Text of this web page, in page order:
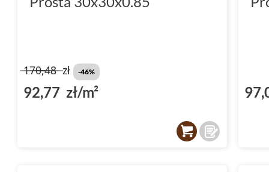
170,48zł -46%
92,77 zł/m²